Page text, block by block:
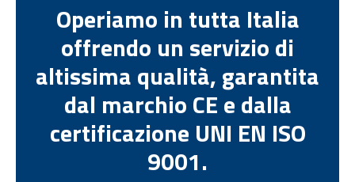
Operiamo in tutta Italia
offrendo un servizio di
altissima qualità, garantita
dal marchio CE e dalla
certificazione UNI EN ISO
9001.